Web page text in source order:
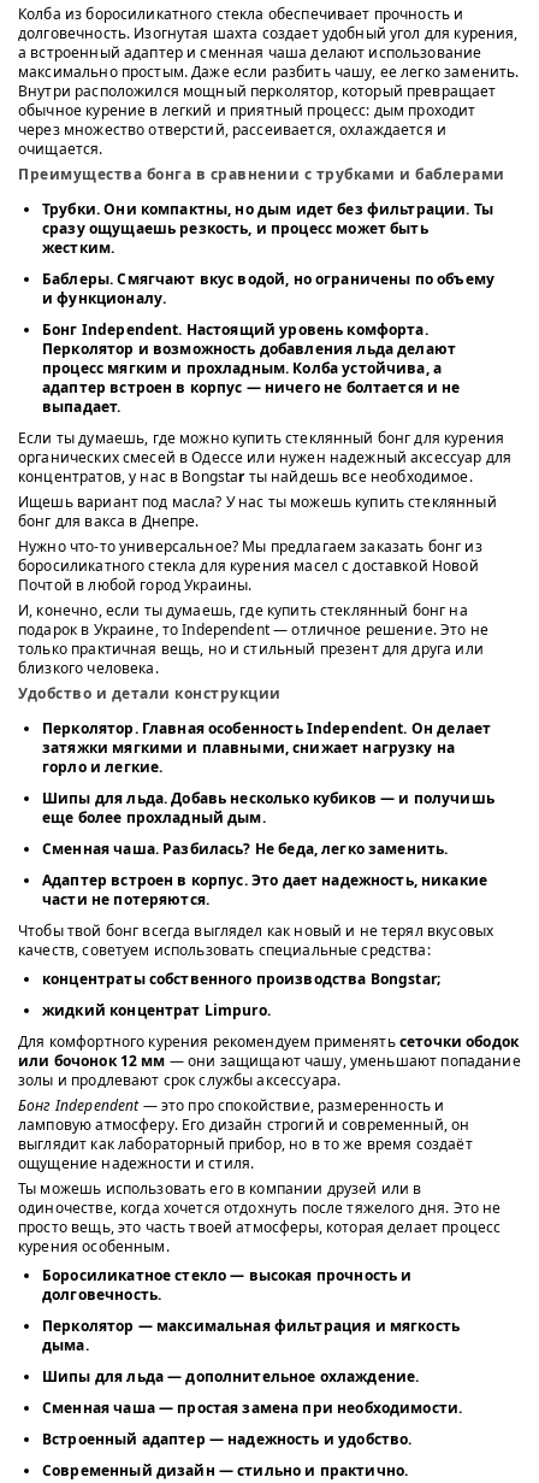
Колба из боросиликатного стекла обеспечивает прочность и
долговечность. Изогнутая шахта создает удобный угол для курения,
а встроенный адаптер и сменная чаша делают использование
максимально простым. Даже если разбить чашу, ее легко заменить.
Внутри расположился мощный перколятор, который превращает
обычное курение в легкий и приятный процесс: дым проходит
через множество отверстий, рассеивается, охлаждается и
очищается.
Преимущества бонга в сравнении с трубками и баблерами
Трубки.Они компактны, но дым идет без фильтрации. Ты
сразу ощущаешь резкость, и процесс может быть
жестким.
Баблеры.Смягчают вкус водой, но ограничены по объему
и функционалу.
Бонг Independent. Настоящий уровень комфорта.
Перколятор и возможность добавления льда делают
процесс мягким и прохладным. Колба устойчива, а
адаптер встроен в корпус — ничего не болтается и не
выпадает.
Если ты думаешь, где можно купить стеклянный бонг для курения
органических смесей в Одессе или нужен надежный аксессуар для
концентратов, у нас в Bongstarты найдешь все необходимое.
Ищешь вариант под масла? У нас ты можешь купить стеклянный
бонг для вакса в Днепре.
Нужно что-то универсальное? Мы предлагаем заказать бонг из
боросиликатного стекла для курения масел с доставкой Новой
Почтой в любой город Украины.
И, конечно, если ты думаешь, где купить стеклянный бонг на
подарок в Украине, то Independent — отличное решение. Это не
только практичная вещь, но и стильный презент для друга или
близкого человека.
Удобство и детали конструкции
Перколятор.Главная особенность Independent. Он делает
затяжки мягкими и плавными, снижает нагрузку на
горло и легкие.
Шипы для льда.Добавь несколько кубиков — и получишь
еще более прохладный дым.
Сменная чаша.Разбилась? Не беда, легко заменить.
Адаптер встроен в корпус.Это дает надежность, никакие
части не потеряются.
Чтобы твой бонг всегда выглядел как новый и не терял вкусовых
качеств, советуем использовать специальные средства:
концентраты собственного производства Bongstar;
жидкий концентрат Limpuro.
Для комфортного курения рекомендуем применятьсеточки ободок
или бочонок 12 мм — они защищают чашу, уменьшают попадание
золы и продлевают срок службы аксессуара.
Бонг Independent— это про спокойствие, размеренность и
ламповую атмосферу. Его дизайн строгий и современный, он
выглядит как лабораторный прибор, но в то же время создаёт
ощущение надежности и стиля.
Ты можешь использовать его в компании друзей или в
одиночестве, когда хочется отдохнуть после тяжелого дня. Это не
просто вещь, это часть твоей атмосферы, которая делает процесс
курения особенным.
Боросиликатное стекло — высокая прочность и
долговечность.
Перколятор — максимальная фильтрация и мягкость
дыма.
Шипы для льда — дополнительное охлаждение.
Сменная чаша — простая замена при необходимости.
Встроенный адаптер — надежность и удобство.
Современный дизайн — стильно и практично.